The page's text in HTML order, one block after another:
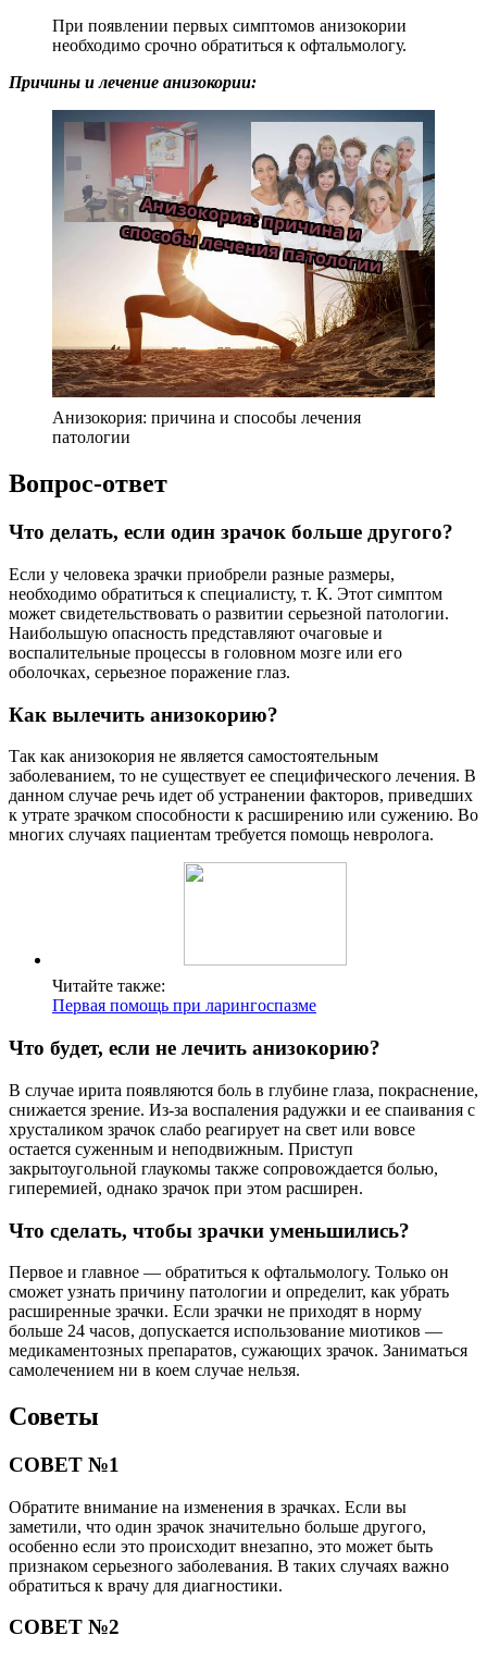
При появлении первых симптомов анизокории
необходимо срочно обратиться к офтальмологу.
Причины и лечение анизокории:
Анизокория: причина и способы лечения
патологии
Вопрос-ответ
Что делать, если один зрачок больше другого?
Если у человека зрачки приобрели разные размеры,
необходимо обратиться к специалисту, т. К. Этот симптом
может свидетельствовать о развитии серьезной патологии.
Наибольшую опасность представляют очаговые и
воспалительные процессы в головном мозге или его
оболочках, серьезное поражение глаз.
Как вылечить анизокорию?
Так как анизокория не является самостоятельным
заболеванием, то не существует ее специфического лечения. В
данном случае речь идет об устранении факторов, приведших
к утрате зрачком способности к расширению или сужению. Во
многих случаях пациентам требуется помощь невролога.
Читайте также:
Первая помощь при ларингоспазме
Что будет, если не лечить анизокорию?
В случае ирита появляются боль в глубине глаза, покраснение,
снижается зрение. Из-за воспаления радужки и ее спаивания с
хрусталиком зрачок слабо реагирует на свет или вовсе
остается суженным и неподвижным. Приступ
закрытоугольной глаукомы также сопровождается болью,
гиперемией, однако зрачок при этом расширен.
Что сделать, чтобы зрачки уменьшились?
Первое и главное — обратиться к офтальмологу. Только он
сможет узнать причину патологии и определит, как убрать
расширенные зрачки. Если зрачки не приходят в норму
больше 24 часов, допускается использование миотиков —
медикаментозных препаратов, сужающих зрачок. Заниматься
самолечением ни в коем случае нельзя.
Советы
СОВЕТ №1
Обратите внимание на изменения в зрачках. Если вы
заметили, что один зрачок значительно больше другого,
особенно если это происходит внезапно, это может быть
признаком серьезного заболевания. В таких случаях важно
обратиться к врачу для диагностики.
СОВЕТ №2